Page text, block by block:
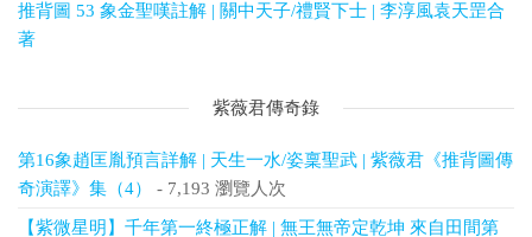
推背圖 53 象金聖嘆註解 | 關中天子/禮賢下士 | 李淳風袁天罡合
著
紫薇君傳奇錄
第16象趙匡胤預言詳解 | 天生一水/姿稟聖武 | 紫薇君《推背圖傳
奇演譯》集（4）
- 7,193 瀏覽人次
【紫微星明】千年第一終極正解 | 無王無帝定乾坤 來自田間第